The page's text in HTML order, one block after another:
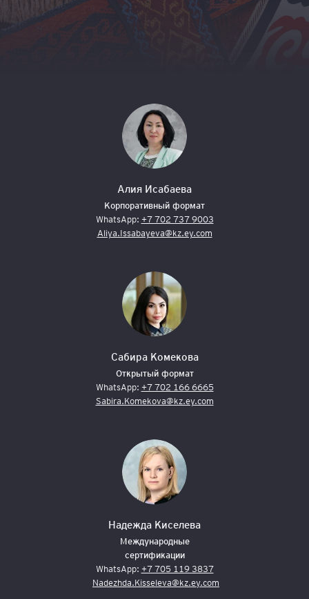
Алия Исабаева
Корпоративный формат
WhatsApp: +7 702 737 9003
Aliya.Issabayeva@kz.ey.com
Сабира Комекова
Открытый формат
WhatsApp: +7 702 166 6665
Sabira.Komekova@kz.ey.com
Надежда Киселева
Международные
сертификации
WhatsApp: +7 705 119 3837
Nadezhda.Kisseleva@kz.ey.com